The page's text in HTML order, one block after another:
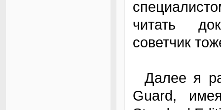
читать
советчик
Далее я расскажу, как сделать подобие Data
Guard,